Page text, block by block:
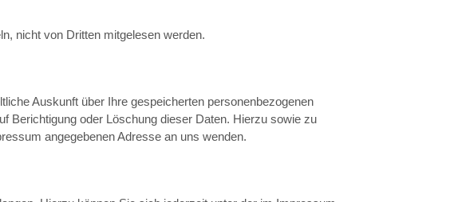
nicht von Dritten mitgelesen werden.
Auskunft über Ihre gespeicherten personenbezogenen
Berichtigung oder Löschung dieser Daten. Hierzu sowie zu
angegebenen Adresse an uns wenden.